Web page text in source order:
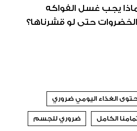
يجب غسل الفواكه
حتى لو قشرناها؟
الغذاء اليومي ضروري
الكامل ضروري للجسم